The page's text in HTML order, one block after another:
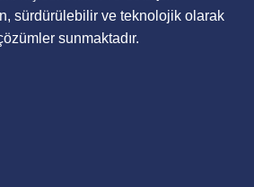
sürdürülebilir ve teknolojik olarak
sunmaktadır.